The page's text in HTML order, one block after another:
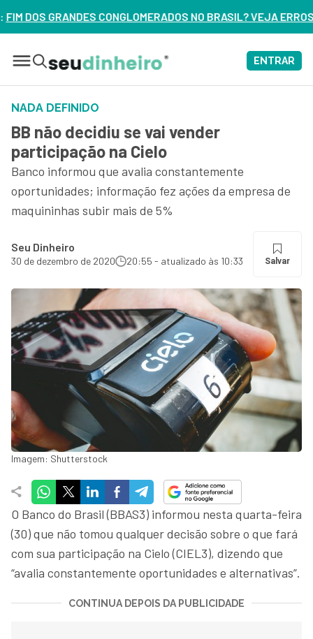
NO BRASIL? VEJA ERROS DE 3 DELES – ASSISTA
ENTRAR
NADA DEFINIDO
BB não decidiu se vai vender
participação na Cielo
Banco informou que avalia constantemente
oportunidades; informação fez ações da empresa de
maquininhas subir mais de 5%
Seu Dinheiro
30 de dezembro de 2020 20:55 - atualizado às 10:33 Salvar
Imagem: Shutterstock
O Banco do Brasil (BBAS3) informou nesta quarta-feira
(30) que não tomou qualquer decisão sobre o que fará
com sua participação na Cielo (CIEL3), dizendo que
“avalia constantemente oportunidades e alternativas”.
CONTINUA DEPOIS DA PUBLICIDADE